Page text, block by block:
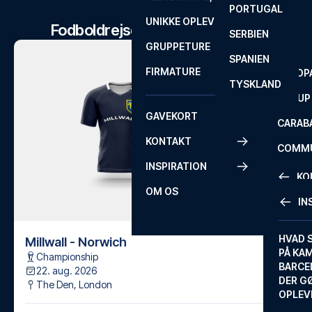
FA CUP
ROM
SEVILLA
PORTUGAL
SERBIEN
SPANIEN
TYSKLAND
UNIKKE OPLEVELSER
GRUPPETURE
FIRMATURE
GAVEKORT
KONTAKT
FAQ
INSPIRATION
HVAD
PÅ
DER
OM OS
Fodboldrejser til Millwall kampe
Millwall - Norwich
Championship
22. aug. 2026
The Den, London